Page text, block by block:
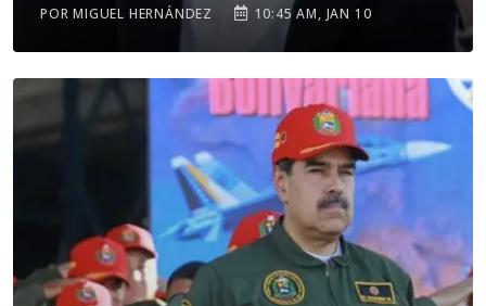
POR MIGUEL HERNÁNDEZ 10:45 AM, JAN 10